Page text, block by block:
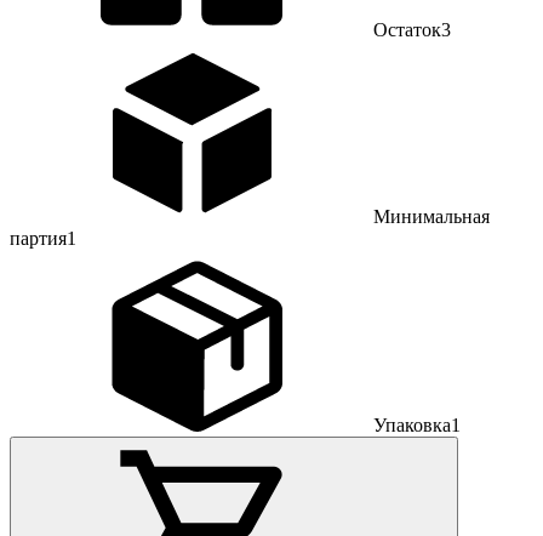
Остаток3
Минимальная
партия1
Упаковка1